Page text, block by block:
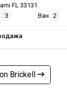
FL 33131
3 Ван. 2
Brickell